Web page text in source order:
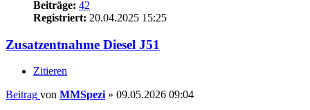
Beiträge: 42
Registriert: 20.04.2025 15:25
Zusatzentnahme Diesel J51
Zitieren
Beitrag von MMSpezi » 09.05.2026 09:04